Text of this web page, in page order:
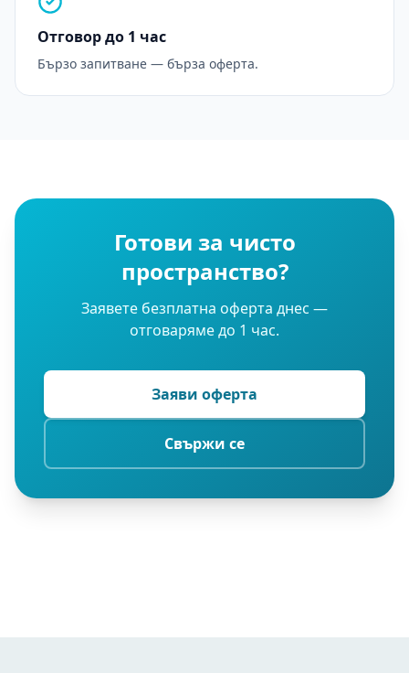
Отговор до 1 час
Бързо запитване — бърза оферта.
Готови за чисто
пространство?
Заявете безплатна оферта днес —
отговаряме до 1 час.
Заяви оферта
Свържи се